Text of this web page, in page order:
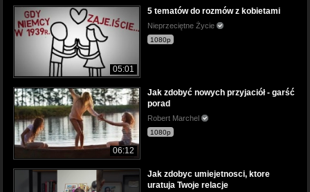
05:01
5 tematów do rozmów z kobietami
Nieprzeciętne Życie
1080p
06:12
Jak zdobyć nowych przyjaciół - garść
porad
Robert Marchel
1080p
Jak zdobyc umiejetnosci, ktore
uratuja Twoje relacje